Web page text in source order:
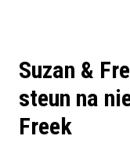
Suzan &
steun na
Freek